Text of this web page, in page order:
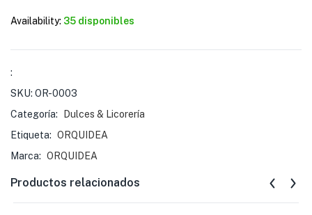
Availability: 35 disponibles
:
SKU: OR-0003
Categoría:
Dulces & Licorería
Etiqueta: ORQUIDEA
Marca: ORQUIDEA
Productos relacionados